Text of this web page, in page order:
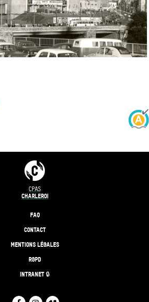
CPAS
CHARLEROI
FAQ
CONTACT
MENTIONS LÉGALES
RGPD
INTRANET 🔒